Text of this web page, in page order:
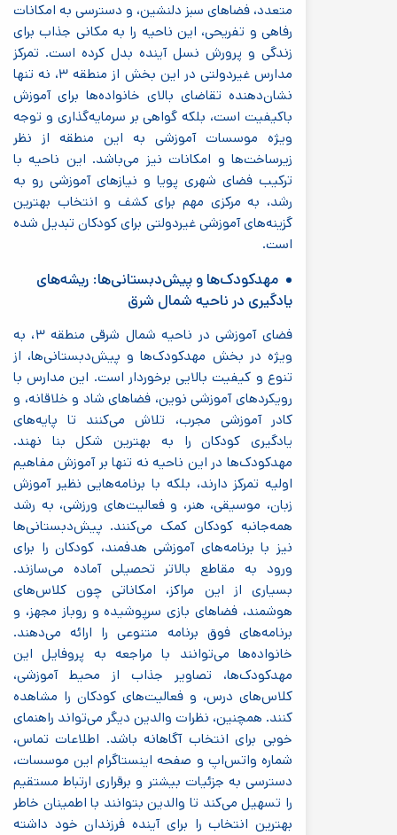
متعدد، فضاهای سبز دلنشین، و دسترسی به امکانات
رفاهی و تفریحی، این ناحیه را به مکانی جذاب برای
زندگی و پرورش نسل آینده بدل کرده است. تمرکز
مدارس غیردولتی در این بخش از منطقه ۳، نه تنها
نشان‌دهنده تقاضای بالای خانواده‌ها برای آموزش
باکیفیت است، بلکه گواهی بر سرمایه‌گذاری و توجه
ویژه موسسات آموزشی به این منطقه از نظر
زیرساخت‌ها و امکانات نیز می‌باشد. این ناحیه با
ترکیب فضای شهری پویا و نیازهای آموزشی رو به
رشد، به مرکزی مهم برای کشف و انتخاب بهترین
گزینه‌های آموزشی غیردولتی برای کودکان تبدیل شده
است.
مهدکودک‌ها و پیش‌دبستانی‌ها: ریشه‌های
یادگیری در ناحیه شمال شرق
فضای آموزشی در ناحیه شمال شرقی منطقه ۳، به
ویژه در بخش مهدکودک‌ها و پیش‌دبستانی‌ها، از
تنوع و کیفیت بالایی برخوردار است. این مدارس با
رویکردهای آموزشی نوین، فضاهای شاد و خلاقانه، و
کادر آموزشی مجرب، تلاش می‌کنند تا پایه‌های
یادگیری کودکان را به بهترین شکل بنا نهند.
مهدکودک‌ها در این ناحیه نه تنها بر آموزش مفاهیم
اولیه تمرکز دارند، بلکه با برنامه‌هایی نظیر آموزش
زبان، موسیقی، هنر، و فعالیت‌های ورزشی، به رشد
همه‌جانبه کودکان کمک می‌کنند. پیش‌دبستانی‌ها
نیز با برنامه‌های آموزشی هدفمند، کودکان را برای
ورود به مقاطع بالاتر تحصیلی آماده می‌سازند.
بسیاری از این مراکز، امکاناتی چون کلاس‌های
هوشمند، فضاهای بازی سرپوشیده و روباز مجهز، و
برنامه‌های فوق برنامه متنوعی را ارائه می‌دهند.
خانواده‌ها می‌توانند با مراجعه به پروفایل این
مهدکودک‌ها، تصاویر جذاب از محیط آموزشی،
کلاس‌های درس، و فعالیت‌های کودکان را مشاهده
کنند. همچنین، نظرات والدین دیگر می‌تواند راهنمای
خوبی برای انتخاب آگاهانه باشد. اطلاعات تماس،
شماره واتس‌اپ و صفحه اینستاگرام این موسسات،
دسترسی به جزئیات بیشتر و برقراری ارتباط مستقیم
را تسهیل می‌کند تا والدین بتوانند با اطمینان خاطر
بهترین انتخاب را برای آینده فرزندان خود داشته